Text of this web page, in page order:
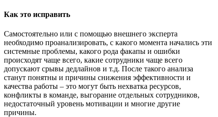
Как это исправить
Самостоятельно или с помощью внешнего эксперта
необходимо проанализировать, с какого момента начались эти
системные проблемы, какого рода факапы и ошибки
происходят чаще всего, какие сотрудники чаще всего
допускают срывы дедлайнов и т.д. После такого анализа
станут понятны и причины снижения эффективности и
качества работы – это могут быть нехватка ресурсов,
конфликты в команде, выгорание отдельных сотрудников,
недостаточный уровень мотивации и многие другие
причины.